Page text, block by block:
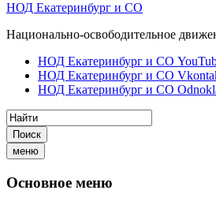
НОД Екатеринбург и СО
Национально-освободительное
НОД Екатеринбург и СО
НОД Екатеринбург и СО
НОД Екатеринбург и СО
Поиск
меню
Основное меню